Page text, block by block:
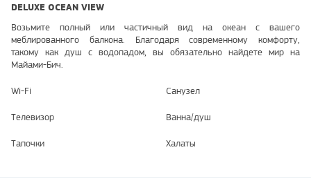
DELUXE OCEAN VIEW
Возьмите полный или частичный вид на океан с вашего
меблированного балкона. Благодаря современному комфорту,
такому как душ с водопадом, вы обязательно найдете мир на
Майами-Бич.
Wi-Fi Санузел
Телевизор Ванна/душ
Тапочки Халаты